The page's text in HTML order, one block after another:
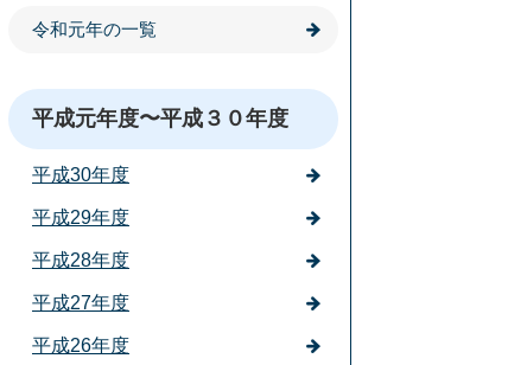
令和元年の一覧
平成元年度〜平成３０年度
平成30年度
平成29年度
平成28年度
平成27年度
平成26年度